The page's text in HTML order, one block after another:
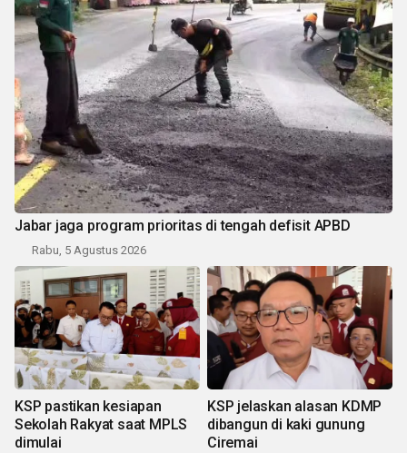
Jabar jaga program prioritas di tengah defisit APBD
Rabu, 5 Agustus 2026
KSP pastikan kesiapan
Sekolah Rakyat saat MPLS
dimulai
KSP jelaskan alasan KDMP
dibangun di kaki gunung
Ciremai